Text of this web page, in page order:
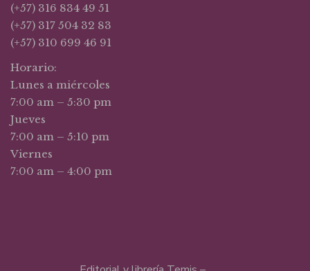
(+57) 316 834 49 51
(+57) 317 504 32 83
(+57) 310 699 46 91
Horario:
Lunes a miércoles
7:00 am – 5:30 pm
Jueves
7:00 am – 5:10 pm
Viernes
7:00 am – 4:00 pm